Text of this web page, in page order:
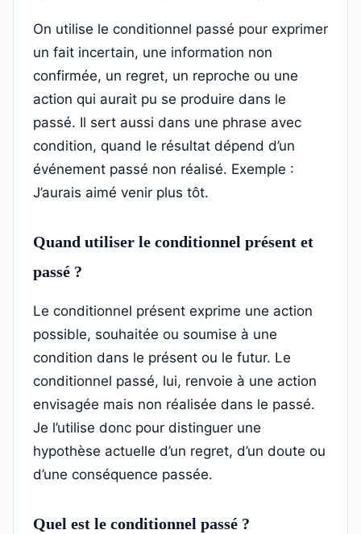
On utilise le conditionnel passé pour exprimer
un fait incertain, une information non
confirmée, un regret, un reproche ou une
action qui aurait pu se produire dans le
passé. Il sert aussi dans une phrase avec
condition, quand le résultat dépend d’un
événement passé non réalisé. Exemple :
J’aurais aimé venir plus tôt.
Quand utiliser le conditionnel présent et
passé ?
Le conditionnel présent exprime une action
possible, souhaitée ou soumise à une
condition dans le présent ou le futur. Le
conditionnel passé, lui, renvoie à une action
envisagée mais non réalisée dans le passé.
Je l’utilise donc pour distinguer une
hypothèse actuelle d’un regret, d’un doute ou
d’une conséquence passée.
Quel est le conditionnel passé ?